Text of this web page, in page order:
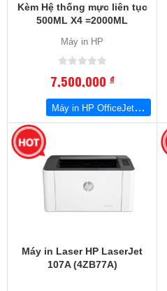
Kèm Hệ thống mực liên tục
500ML X4 =2000ML
Máy in HP
7,500,000đ
Máy in HP OfficeJet 7110 Kèm Hệ thống mực liên tục 500ML
Máy in Laser HP LaserJet
107A (4ZB77A)